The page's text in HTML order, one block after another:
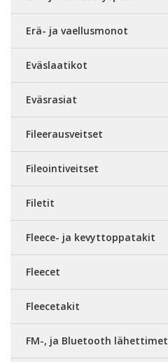
Erä- ja vaellusmonot
Eväslaatikot
Eväsrasiat
Fileerausveitset
Fileointiveitset
Filetit
Fleece- ja kevyttoppatakit
Fleecet
Fleecetakit
FM-, ja Bluetooth lähettimet